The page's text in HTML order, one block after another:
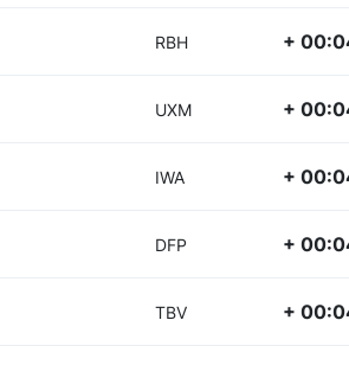
RBH +
UXM +
IWA +
DFP +
TBV +